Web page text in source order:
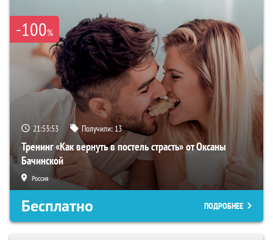
-100%
21:53:52 Получили:13
Тренинг «Как вернуть в постель страсть» от Оксаны
Бачинской
Россия
Бесплатно ПОДРОБНЕЕ